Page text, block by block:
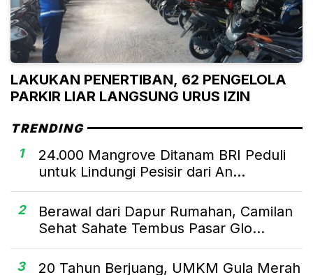
LAKUKAN PENERTIBAN, 62 PENGELOLA
PARKIR LIAR LANGSUNG URUS IZIN
TRENDING
1
24.000 Mangrove Ditanam BRI Peduli
untuk Lindungi Pesisir dari An...
2
Berawal dari Dapur Rumahan, Camilan
Sehat Sahate Tembus Pasar Glo...
3
20 Tahun Berjuang, UMKM Gula Merah